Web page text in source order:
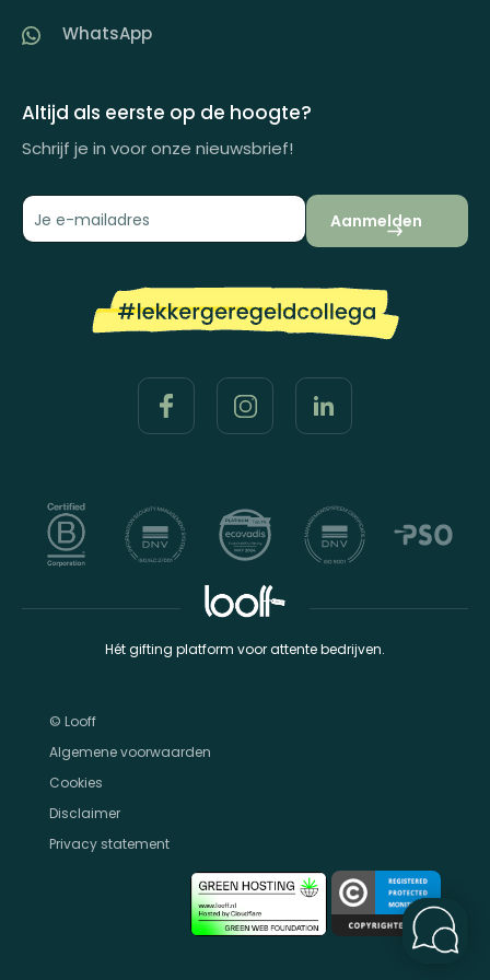
Impactrapport
WhatsApp
Altijd als eerste op de hoogte?
Schrijf je in voor onze nieuwsbrief!
Aanmelden
© Looff
Algemene voorwaarden
Cookies
Hét gifting platform voor attente bedrijven.
Disclaimer
Privacy statement